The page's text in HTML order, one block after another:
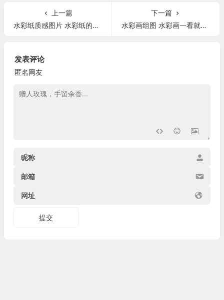
上一篇
水彩纸质感图片 水彩纸的质感
下一篇
水彩画组图 水彩画一看就会系列
发表评论
匿名网友
昵称
邮箱
网址
提交